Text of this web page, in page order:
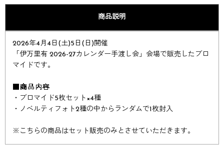
商品説明
2026年4月4日(土)5日(日)開催​​​​
「伊万里有 2026-27カレンダー手渡し会」​​会場で販売したブロ
マイドです。​​
■商品内容
・ブロマイド5枚セット×4種
・ノベルティフォト2種の中からランダムで1枚封入
※ こちらの商品はセット販売のみとさせていただきます。